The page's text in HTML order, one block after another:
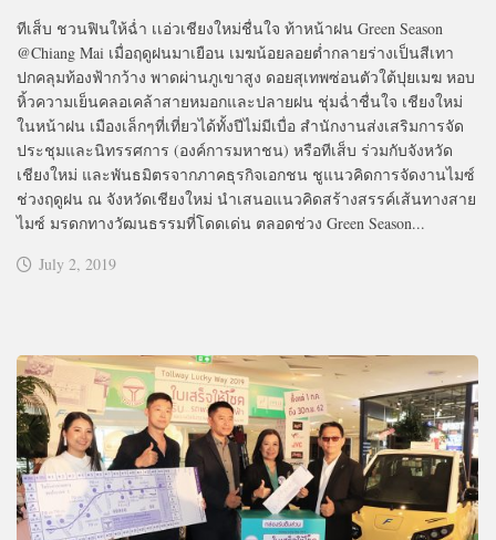
ทีเส็บ ชวนฟินให้ฉ่ำ เเอ่วเชียงใหม่ชื่นใจ ท้าหน้าฝน Green Season
@Chiang Mai เมื่อฤดูฝนมาเยือน เมฆน้อยลอยต่ำกลายร่างเป็นสีเทา
ปกคลุมท้องฟ้ากว้าง พาดผ่านภูเขาสูง ดอยสุเทพซ่อนตัวใต้ปุยเมฆ หอบ
หิ้วความเย็นคลอเคล้าสายหมอกและปลายฝน ชุ่มฉ่ำชื่นใจ เชียงใหม่
ในหน้าฝน เมืองเล็กๆที่เที่ยวได้ทั้งปีไม่มีเบื่อ สำนักงานส่งเสริมการจัด
ประชุมและนิทรรศการ (องค์การมหาชน) หรือทีเส็บ ร่วมกับจังหวัด
เชียงใหม่ และพันธมิตรจากภาคธุรกิจเอกชน ชูแนวคิดการจัดงานไมซ์
ช่วงฤดูฝน ณ จังหวัดเชียงใหม่ นำเสนอแนวคิดสร้างสรรค์เส้นทางสาย
ไมซ์ มรดกทางวัฒนธรรมที่โดดเด่น ตลอดช่วง Green Season...
July 2, 2019